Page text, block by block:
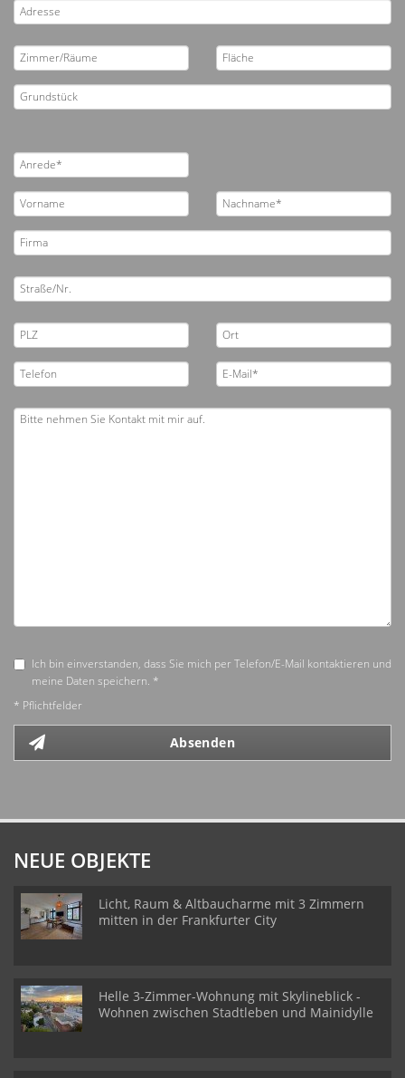
Ich bin einverstanden, dass Sie mich per Telefon/E-Mail kontaktieren und
meine Daten speichern. *
* Pflichtfelder
Absenden
NEUE OBJEKTE
Licht, Raum & Altbaucharme mit 3 Zimmern
mitten in der Frankfurter City
Helle 3-Zimmer-Wohnung mit Skylineblick -
Wohnen zwischen Stadtleben und Mainidylle